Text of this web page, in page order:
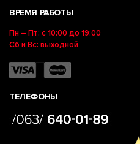
ВРЕМЯ РАБОТЫ
Пн – Пт: с 10:00 до 19:00
Сб и Вс: выходной
ТЕЛЕФОНЫ